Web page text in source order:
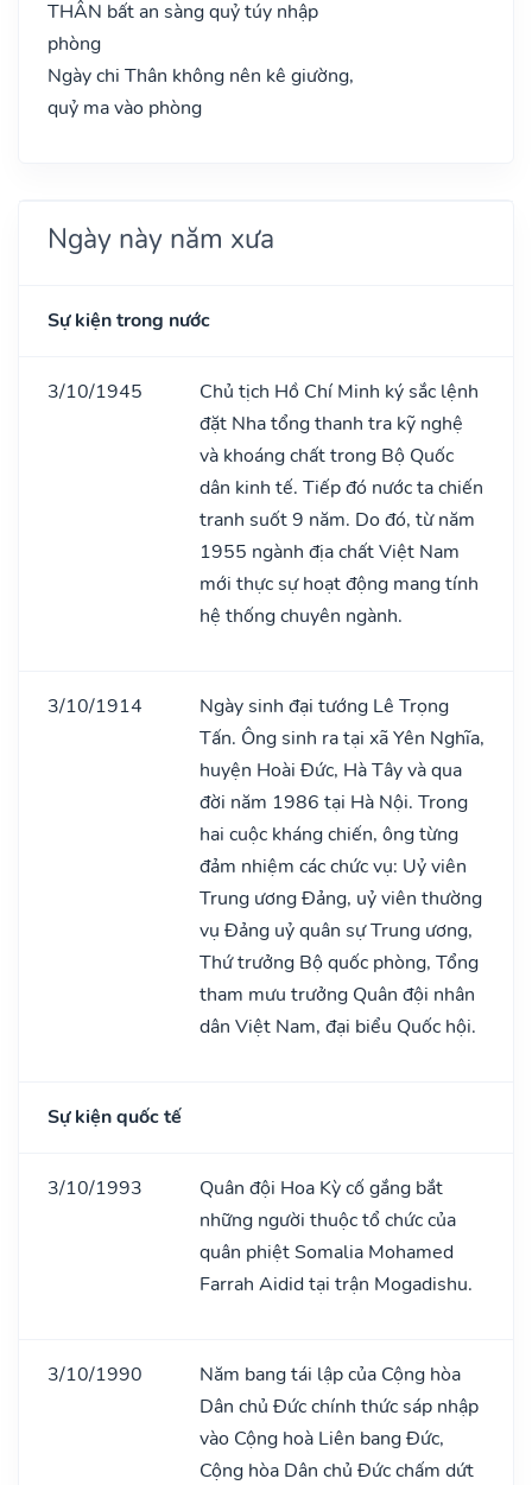
THÂN bất an sàng quỷ túy nhập
phòng
Ngày chi Thân không nên kê giường,
quỷ ma vào phòng
Ngày này năm xưa
Sự kiện trong nước
3/10/1945
Chủ tịch Hồ Chí Minh ký sắc lệnh
đặt Nha tổng thanh tra kỹ nghệ
và khoáng chất trong Bộ Quốc
dân kinh tế. Tiếp đó nước ta chiến
tranh suốt 9 năm. Do đó, từ năm
1955 ngành địa chất Việt Nam
mới thực sự hoạt động mang tính
hệ thống chuyên ngành.
3/10/1914
Ngày sinh đại tướng Lê Trọng
Tấn. Ông sinh ra tại xã Yên Nghĩa,
huyện Hoài Đức, Hà Tây và qua
đời năm 1986 tại Hà Nội. Trong
hai cuộc kháng chiến, ông từng
đảm nhiệm các chức vụ: Uỷ viên
Trung ương Đảng, uỷ viên thường
vụ Đảng uỷ quân sự Trung ương,
Thứ trưởng Bộ quốc phòng, Tổng
tham mưu trưởng Quân đội nhân
dân Việt Nam, đại biểu Quốc hội.
Sự kiện quốc tế
3/10/1993
Quân đội Hoa Kỳ cố gắng bắt
những người thuộc tổ chức của
quân phiệt Somalia Mohamed
Farrah Aidid tại trận Mogadishu.
3/10/1990
Năm bang tái lập của Cộng hòa
Dân chủ Đức chính thức sáp nhập
vào Cộng hoà Liên bang Đức,
Cộng hòa Dân chủ Đức chấm dứt